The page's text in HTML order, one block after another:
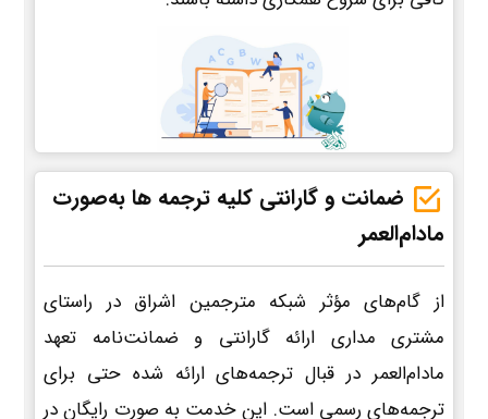
ضمانت و گارانتی کلیه ترجمه ها به‌صورت
مادام‌العمر
از گام‌های مؤثر شبکه مترجمین اشراق در راستای
مشتری مداری ارائه گارانتی و ضمانت‌نامه تعهد
مادام‌العمر در قبال ترجمه‌های ارائه شده حتی برای
ترجمه‌های رسمی است. این خدمت به صورت رایگان در